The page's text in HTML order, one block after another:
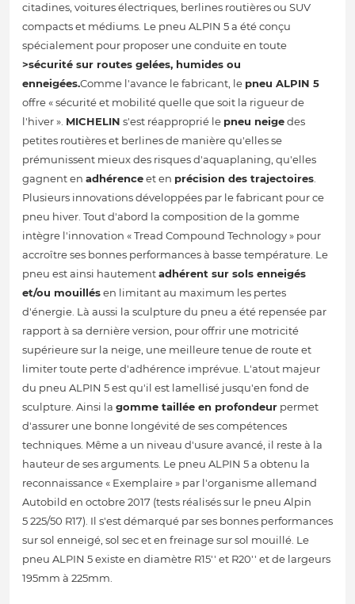
citadines, voitures électriques, berlines routières ou SUV
compacts et médiums. Le pneu ALPIN 5 a été conçu
spécialement pour proposer une conduite en toute
>sécurité sur routes gelées, humides ou
enneigées.Comme l'avance le fabricant, le pneu ALPIN 5
offre « sécurité et mobilité quelle que soit la rigueur de
l'hiver ». MICHELIN s'est réapproprié le pneu neigedes
petites routières et berlines de manière qu'elles se
prémunissent mieux des risques d'aquaplaning, qu'elles
gagnent en adhérenceet en précision des trajectoires.
Plusieurs innovations développées par le fabricant pour ce
pneu hiver. Tout d'abord la composition de la gomme
intègre l'innovation « Tread Compound Technology » pour
accroître ses bonnes performances à basse température. Le
pneu est ainsi hautementadhérent sur sols enneigés
et/ou mouillésen limitant au maximum les pertes
d'énergie. Là aussi la sculpture du pneu a été repensée par
rapport à sa dernière version, pour offrir une motricité
supérieure sur la neige, une meilleure tenue de route et
limiter toute perte d'adhérence imprévue. L'atout majeur
du pneu ALPIN 5 est qu'il est lamellisé jusqu'en fond de
sculpture. Ainsi la gomme taillée en profondeur permet
d'assurer une bonne longévité de ses compétences
techniques. Même a un niveau d'usure avancé, il reste à la
hauteur de ses arguments. Le pneu ALPIN 5 a obtenu la
reconnaissance « Exemplaire » par l'organisme allemand
Autobild en octobre 2017 (tests réalisés sur le pneu Alpin
5 225/50 R17). Il s'est démarqué par ses bonnes performances
sur sol enneigé, sol sec et en freinage sur sol mouillé. Le
pneu ALPIN 5 existe en diamètre R15'' et R20'' et de largeurs
195mm à 225mm.